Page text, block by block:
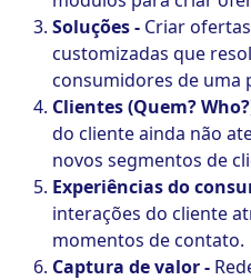
Soluções - Criar
customizadas que
consumidores de uma
Clientes (Quem?
do cliente ainda não
novos segmentos de
Experiências do
interações do cliente
momentos de contato.
Captura de valor -